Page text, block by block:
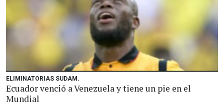
ELIMINATORIAS SUDAM.
Ecuador venció a Venezuela y tiene un pie en el
Mundial